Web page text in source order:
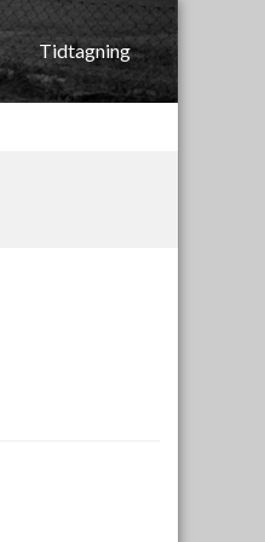
Tidtagning